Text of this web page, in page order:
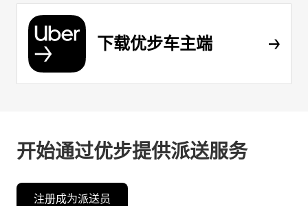
下载优步车主端
开始通过优步提供派送服务
注册成为派送员